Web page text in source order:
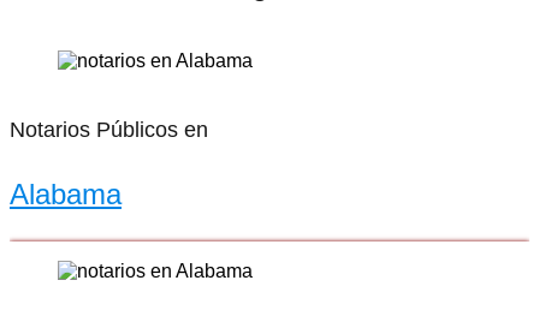
Notarios Públicos en
Alabama